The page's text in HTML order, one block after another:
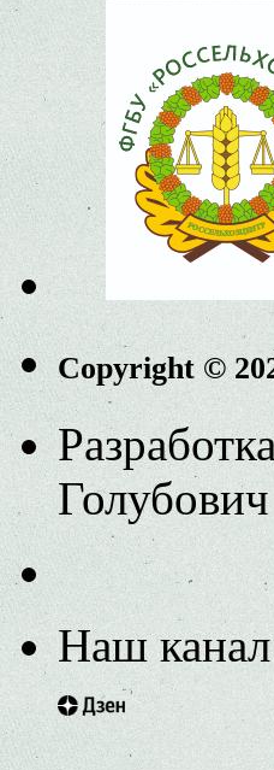
Copyright ©
Наш